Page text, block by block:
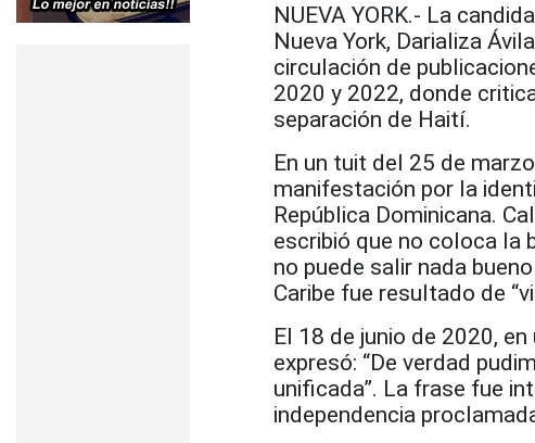
NUEVA YORK.- La
Nueva York, Darializa
circulación de
2020 y 2022, donde
separación de Haití.
En un tuit del 25 de
manifestación por la
República Dominicana.
escribió que no coloca la
no puede salir nada
Caribe fue resultado de
El 18 de junio de 2020,
expresó: “De verdad
unificada”. La frase fue
independencia